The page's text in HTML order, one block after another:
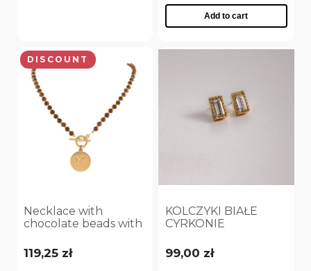
Add to cart
Necklace with
chocolate beads with
(C24/KOR/338AU)
119,25 zł
DISCOUNT
KOLCZYKI BIAŁE
CYRKONIE
(P25/VIC/01/1AU)
99,00 zł